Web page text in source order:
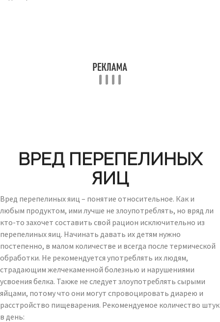
ВРЕД ПЕРЕПЕЛИНЫХ
ЯИЦ
Вред перепелиных яиц – понятие относительное. Как и
любым продуктом, ими лучше не злоупотреблять, но вряд ли
кто-то захочет составить свой рацион исключительно из
перепелиных яиц. Начинать давать их детям нужно
постепенно, в малом количестве и всегда после термической
обработки. Не рекомендуется употреблять их людям,
страдающим желчекаменной болезнью и нарушениями
усвоения белка. Также не следует злоупотреблять сырыми
яйцами, потому что они могут спровоцировать диарею и
расстройство пищеварения. Рекомендуемое количество штук
в день: